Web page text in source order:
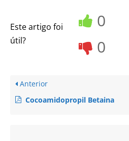
Este artigo foi
útil?
0
0
Anterior
Cocoamidopropil Betaina